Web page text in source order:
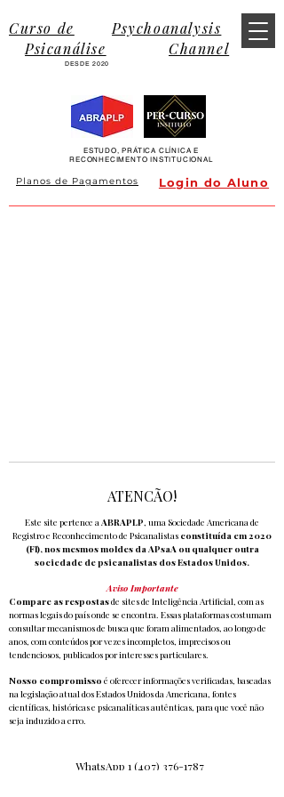
Curso de
Psicanálise
ESTUDO, PRÁTICA CLÍNICA E
RECONHECIMENTO INSTITUCIONAL
Planos de Pagamentos Login do Aluno
DESDE 2020
Psychoanalysis
Channel
ATENCÃO!
Este site pertence aABRAPLP, uma Sociedade Americana de
Registro e Reconhecimento de Psicanalistas constituída em 2020
(Fl), nos mesmos moldes da APsaA ou qualquer outra
sociedade de psicanalistas dos Estados Unidos.
Aviso Importante
Compare as respostasde sites de Inteligência Artificial, com as
normas legais do país onde se encontra. Essas plataformas costumam
consultar mecanismos de busca que foram alimentados, ao longo de
anos, com conteúdos por vezes incompletos, imprecisos ou
tendenciosos, publicados por interesses particulares.
Nosso compromisso é oferecer informações verificadas, baseadas
na legislação atual dos Estados Unidos da Americana, fontes
científicas, históricas e psicanalíticas autênticas, para que você não
seja induzido a erro.
WhatsApp 1 (407) 376-1787